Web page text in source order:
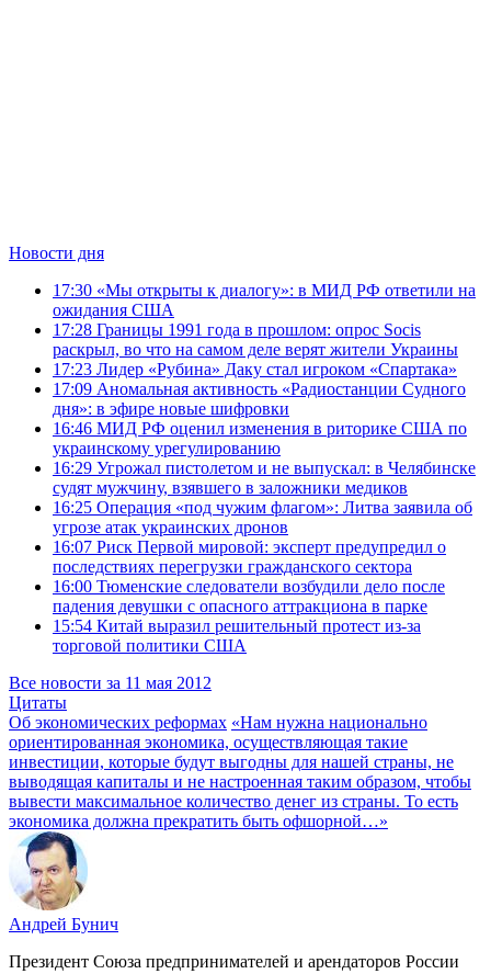
Новости дня
17:30 «Мы открыты к диалогу»: в МИД РФ ответили на
ожидания США
17:28 Границы 1991 года в прошлом: опрос Socis
раскрыл, во что на самом деле верят жители Украины
17:23 Лидер «Рубина» Даку стал игроком «Спартака»
17:09 Аномальная активность «Радиостанции Судного
дня»: в эфире новые шифровки
16:46 МИД РФ оценил изменения в риторике США по
украинскому урегулированию
16:29 Угрожал пистолетом и не выпускал: в Челябинске
судят мужчину, взявшего в заложники медиков
16:25 Операция «под чужим флагом»: Литва заявила об
угрозе атак украинских дронов
16:07 Риск Первой мировой: эксперт предупредил о
последствиях перегрузки гражданского сектора
16:00 Тюменские следователи возбудили дело после
падения девушки с опасного аттракциона в парке
15:54 Китай выразил решительный протест из-за
торговой политики США
Все новости за 11 мая 2012
Цитаты
Об экономических реформах «Нам нужна национально
ориентированная экономика, осуществляющая такие
инвестиции, которые будут выгодны для нашей страны, не
выводящая капиталы и не настроенная таким образом, чтобы
вывести максимальное количество денег из страны. То есть
экономика должна прекратить быть офшорной…»
Андрей Бунич
Президент Союза предпринимателей и арендаторов России